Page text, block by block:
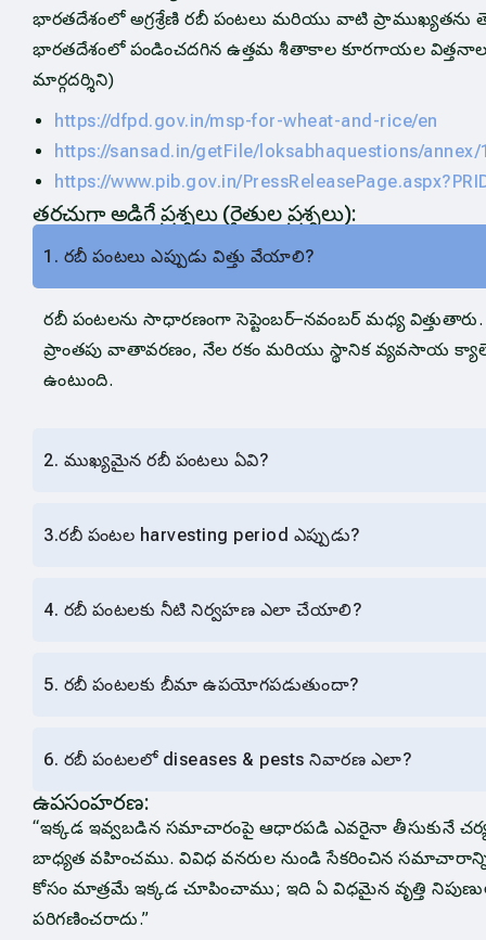
భారతదేశంలో అగ్రశ్రేణి రబీ పంటలు మరియు వాటి ప్రాముఖ్యతను
భారతదేశంలో పండించదగిన ఉత్తమ శీతాకాల కూరగాయల
మార్గదర్శిని)
https://dfpd.gov.in/msp-for-wheat-and-rice/en
https://sansad.in/getFile/loksabhaquestions/annex/
https://www.pib.gov.in/
తరచుగా అడిగే ప్రశ్నలు (రైతుల ప్రశ్నలు):
1. రబీ పంటలు ఎప్పుడు విత్తు వేయాలి?
రబీ పంటలను సాధారణంగా సెప్టెంబర్–నవంబర్ మధ్య
ప్రాంతపు వాతావరణం, నేల రకం మరియు స్థానిక వ్యవసాయ
ఉంటుంది.
2. ముఖ్యమైన రబీ పంటలు ఏవి?
3.రబీ పంటల harvesting period ఎప్పుడు?
4. రబీ పంటలకు నీటి నిర్వహణ ఎలా చేయాలి?
5. రబీ పంటలకు బీమా ఉపయోగపడుతుందా?
6. రబీ పంటలలో diseases & pests నివారణ ఎలా?
ఉపసంహరణ:
“ఇక్కడ ఇవ్వబడిన సమాచారంపై ఆధారపడి ఎవరైనా తీసుకునే
బాధ్యత వహించము. వివిధ వనరుల నుండి సేకరించిన
కోసం మాత్రమే ఇక్కడ చూపించాము; ఇది ఏ విధమైన వృత్తి
పరిగణించరాదు.”